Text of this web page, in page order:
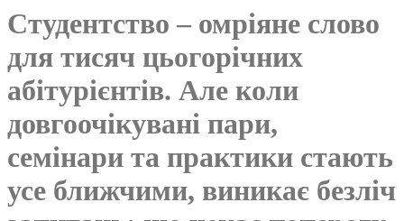
Студентство – омріяне слово
для тисяч цьогорічних
абітурієнтів. Але коли
довгоочікувані пари,
семінари та практики стають
усе ближчими, виникає безліч